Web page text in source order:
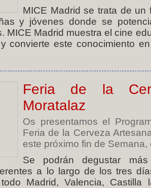
MICE Madrid se trata de un
y jóvenes donde se
MICE Madrid muestra el cine
convierte este conocimiento
Feria de la
Moratalaz
Os presentamos el
Feria de la Cerveza
este próximo fin de
Se podrán degustar
a lo largo de los tres
todo Madrid, Valencia,